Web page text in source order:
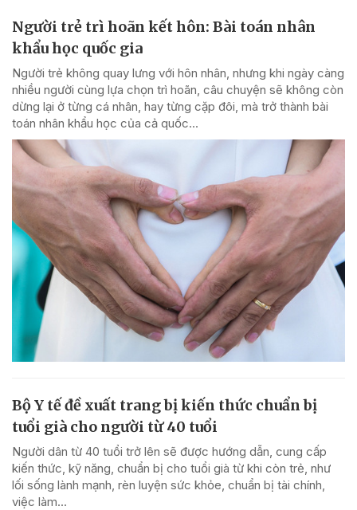
Người trẻ trì hoãn kết hôn: Bài toán nhân
khẩu học quốc gia
Người trẻ không quay lưng với hôn nhân, nhưng khi ngày càng
nhiều người cùng lựa chọn trì hoãn, câu chuyện sẽ không còn
dừng lại ở từng cá nhân, hay từng cặp đôi, mà trở thành bài
toán nhân khẩu học của cả quốc...
Bộ Y tế đề xuất trang bị kiến thức chuẩn bị
tuổi già cho người từ 40 tuổi
Người dân từ 40 tuổi trở lên sẽ được hướng dẫn, cung cấp
kiến thức, kỹ năng, chuẩn bị cho tuổi già từ khi còn trẻ, như
lối sống lành mạnh, rèn luyện sức khỏe, chuẩn bị tài chính,
việc làm...